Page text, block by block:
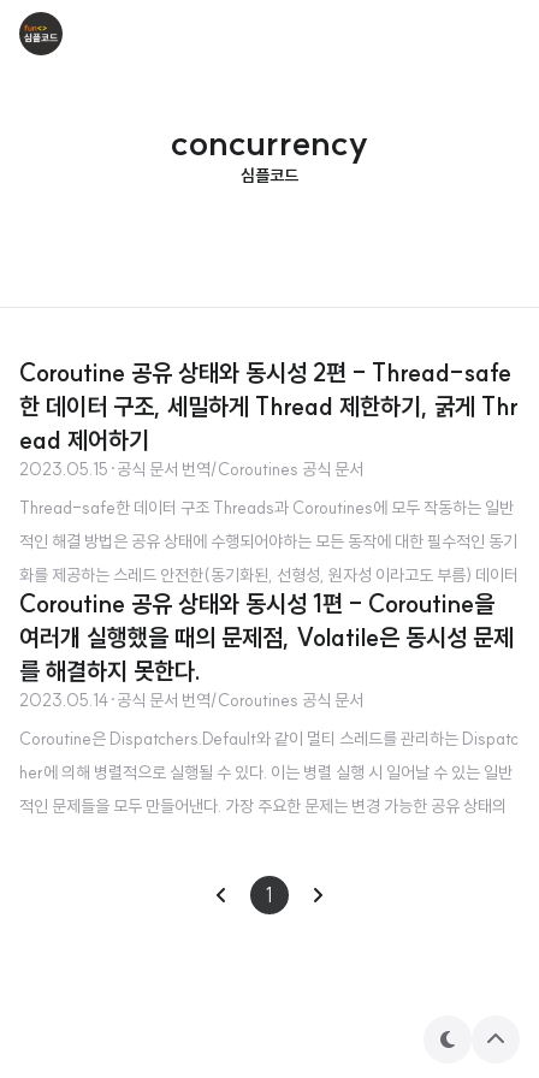
concurrency
심플코드
Coroutine 공유 상태와 동시성 2편 - Thread-safe
한 데이터 구조, 세밀하게 Thread 제한하기, 굵게 Thr
ead 제어하기
2023.05.15 ·공식 문서 번역/Coroutines 공식 문서
Thread-safe한 데이터 구조 Threads과 Coroutines에 모두 작동하는 일반
적인 해결 방법은 공유 상태에 수행되어야하는 모든 동작에 대한 필수적인 동기
화를 제공하는 스레드 안전한(동기화된, 선형성, 원자성 이라고도 부름) 데이터
구조를 사용하는 것이다. 간단한 카운터에 대해서는 incrementAndGet 이라
불리는 원자적인 동작을 제공하는 AtomicInteger 클래스를 사용할 수 있다. v
al counter = AtomicInteger() fun main() = runBlocking { withContext
(Dispatchers.Default) { massiveRun { counter.incrementAndGet() } }
println("Counter = $counter") } ..
Coroutine 공유 상태와 동시성 1편 - Coroutine을
여러개 실행했을 때의 문제점, Volatile은 동시성 문제
를 해결하지 못한다.
2023.05.14·공식 문서 번역/Coroutines 공식 문서
Coroutine은 Dispatchers.Default와 같이 멀티 스레드를 관리하는 Dispatc
her에 의해 병렬적으로 실행될 수 있다. 이는 병렬 실행 시 일어날 수 있는 일반
적인 문제들을 모두 만들어낸다. 가장 주요한 문제는 변경 가능한 공유 상태의
계에서의 해결방식과 유사하지만, 다른 해결 방식들은 Coroutine에만 있다. C
oroutine을 여러개 실행했을 때의 문제점 같은 동작을 수천번 하는 수백개의 C
1
테
상